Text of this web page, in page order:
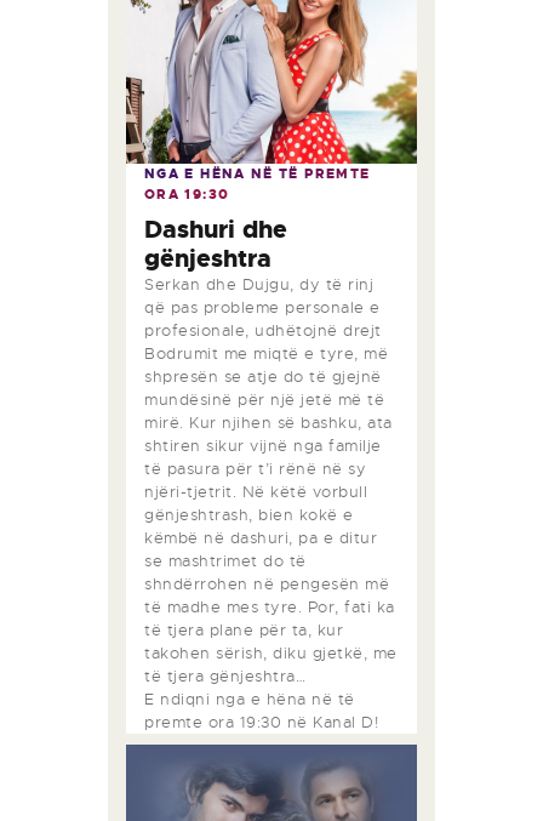
NGA E HËNA NË TË PREMTE
ORA19:30
Dashuri dhe
gënjeshtra
Serkan dhe Dujgu, dy të rinj
që pas probleme personale e
profesionale, udhëtojnë drejt
Bodrumit me miqtë e tyre, më
shpresën se atje do të gjejnë
mundësinë për një jetë më të
mirë. Kur njihen së bashku, ata
shtiren sikur vijnë nga familje
të pasura për t’i rënë në sy
njëri-tjetrit. Në këtë vorbull
gënjeshtrash, bien kokë e
këmbë në dashuri, pa e ditur
se mashtrimet do të
shndërrohen në pengesën më
të madhe mes tyre. Por, fati ka
të tjera plane për ta, kur
takohen sërish, diku gjetkë, me
të tjera gënjeshtra…
E ndiqni nga e hëna në të
premte ora 19:30 në Kanal D!